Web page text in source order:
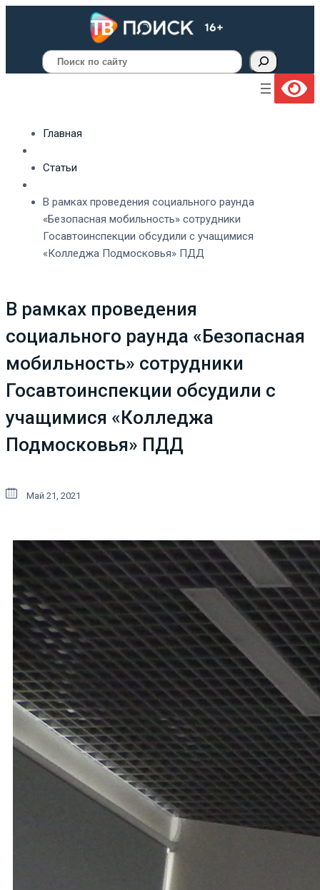
Поиск
Главная
Статьи
В рамках проведения социального раунда
«Безопасная мобильность» сотрудники
Госавтоинспекции обсудили с учащимися
«Колледжа Подмосковья» ПДД
В рамках проведения
социального раунда «Безопасная
мобильность» сотрудники
Госавтоинспекции обсудили с
учащимися «Колледжа
Подмосковья» ПДД
Май 21, 2021